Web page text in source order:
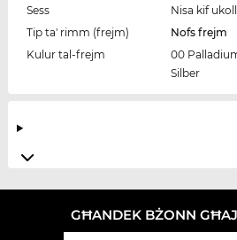
Sess
Nisa kif
Tip ta' rimm (frejm)
Nofs frejm
Kulur tal-frejm
00
Silber
GĦANDEK BŻONN